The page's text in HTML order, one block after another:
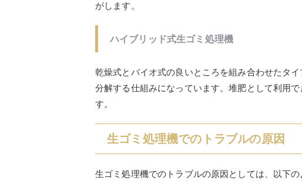
がします。
ハイブリッド式生ゴミ処理機
乾燥式とバイオ式の良いところを組み合わせたタ
分解する仕組みになっています。堆肥として利用
す。
生ゴミ処理機でのトラブルの原因
生ゴミ処理機でのトラブルの原因としては、以下の